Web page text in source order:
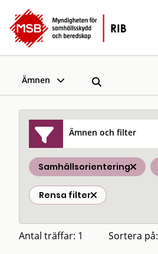
Ämnen
Ämnen och filter
Samhällsorientering
Rensa filter
Antal träffar: 1 Sortera på: